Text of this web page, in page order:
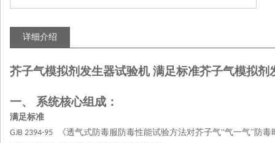
详细介绍
芥子气模拟剂发生器试验机 满足标准芥子气模拟剂
一、 系统核心组成：
满足标准
GJB 2394-95
《透气式防毒服防毒性能试验方法对芥子气“气一气"防毒